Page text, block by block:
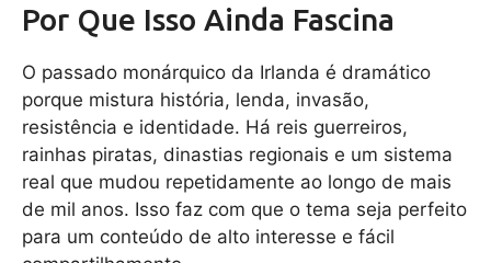
Por Que Isso Ainda Fascina
O passado monárquico da Irlanda é dramático
porque mistura história, lenda, invasão,
resistência e identidade. Há reis guerreiros,
rainhas piratas, dinastias regionais e um sistema
real que mudou repetidamente ao longo de mais
de mil anos. Isso faz com que o tema seja perfeito
para um conteúdo de alto interesse e fácil